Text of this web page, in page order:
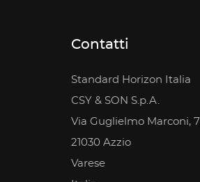
Contatti
Standard Horizon Italia
CSY & SON S.p.A.
Via Guglielmo Marconi, 7
21030 Azzio
Varese